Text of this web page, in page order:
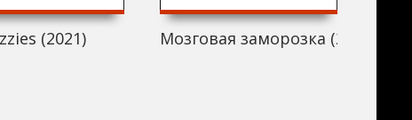
(2021) Мозговая заморозка (2021)